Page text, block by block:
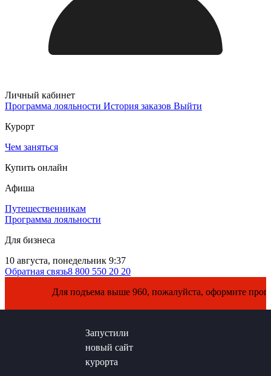
Личный кабинет
Программа лояльности История заказов Выйти
Курорт
Чем заняться
Купить онлайн
Афиша
Путешественникам
Программа лояльности
Для бизнеса
10 августа, понедельник 9:37
Обратная связь8 800 550 20 20
Для подъема выше 960, пожалуйста, оформите
Запустили
новый сайт
курорта